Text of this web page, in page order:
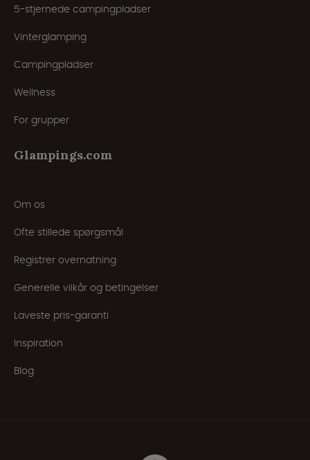
5-stjernede campingpladser
Vinterglamping
Campingpladser
Wellness
For grupper
Glampings.com
Om os
Ofte stillede spørgsmål
Registrer overnatning
Generelle vilkår og betingelser
Laveste pris-garanti
Inspiration
Blog